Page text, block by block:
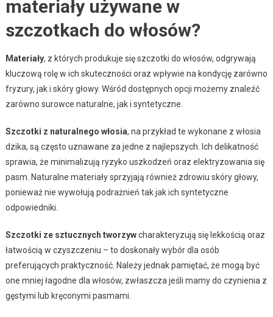
materiały używane w
szczotkach do włosów?
Materiały, z których produkuje się szczotki do włosów, odgrywają
kluczową rolę w ich skuteczności oraz wpływie na kondycję zarówno
fryzury, jak i skóry głowy. Wśród dostępnych opcji możemy znaleźć
zarówno surowce naturalne, jak i syntetyczne.
Szczotki z naturalnego włosia, na przykład te wykonane z włosia
dzika, są często uznawane za jedne z najlepszych. Ich delikatność
sprawia, że minimalizują ryzyko uszkodzeń oraz elektryzowania się
pasm. Naturalne materiały sprzyjają również zdrowiu skóry głowy,
ponieważ nie wywołują podrażnień tak jak ich syntetyczne
odpowiedniki.
Szczotki ze sztucznych tworzywcharakteryzują się lekkością oraz
łatwością w czyszczeniu – to doskonały wybór dla osób
preferujących praktyczność. Należy jednak pamiętać, że mogą być
one mniej łagodne dla włosów, zwłaszcza jeśli mamy do czynienia z
gęstymi lub kręconymi pasmami.